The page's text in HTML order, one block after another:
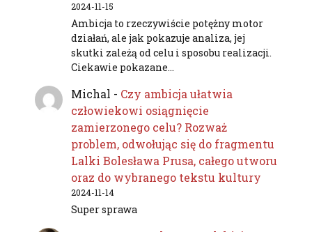
2024-11-15
Ambicja to rzeczywiście potężny motor
działań, ale jak pokazuje analiza, jej
skutki zależą od celu i sposobu realizacji.
Ciekawie pokazane…
Michal - Czy ambicja ułatwia
człowiekowi osiągnięcie
zamierzonego celu? Rozważ
problem, odwołując się do fragmentu
Lalki Bolesława Prusa, całego utworu
oraz do wybranego tekstu kultury
2024-11-14
Super sprawa